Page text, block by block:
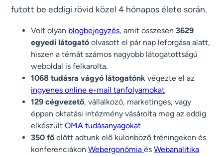
futott be eddigi rövid közel 4 hónapos élete során.
Volt olyan blogbejegyzés, amit összesen 3629
egyedi látogató olvasott el pár nap leforgása alatt,
hiszen a témát számos nagyobb látogatottságú
weboldal is felkarolta.
1068 tudásra vágyó látogatónkvégezte el az
ingyenes online e-mail tanfolyamokat
129 cégvezető, vállalkozó, marketinges, vagy
éppen oktatási intézmény vásárolta meg az eddig
elkészültOMA tudásanyagokat
350 fő előtt adtunk elő különböző tréningeken és
konferenciákonWebergonómiaésWebanalitika